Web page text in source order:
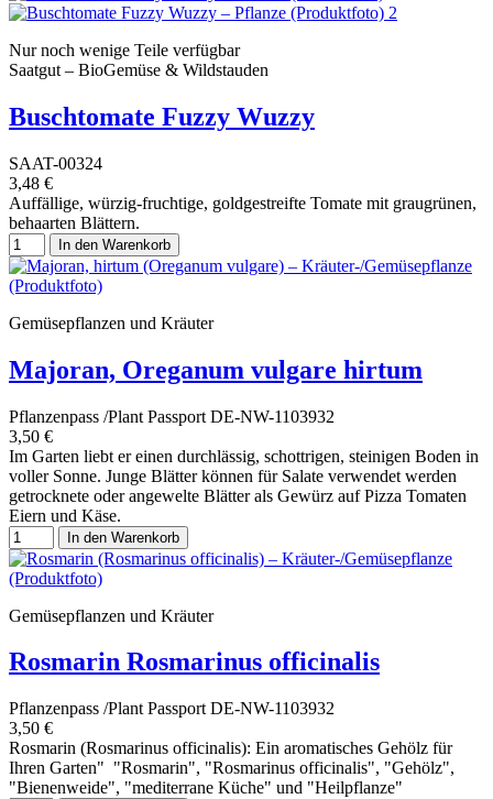
Nur noch wenige Teile verfügbar
Saatgut – BioGemüse & Wildstauden
Buschtomate Fuzzy Wuzzy
SAAT-00324
3,48 €
Auffällige, würzig-fruchtige, goldgestreifte Tomate mit graugrünen,
behaarten Blättern.
In den Warenkorb
Gemüsepflanzen und Kräuter
Majoran, Oreganum vulgare hirtum
Pflanzenpass /Plant Passport DE-NW-1103932
3,50 €
Im Garten liebt er einen durchlässig, schottrigen, steinigen Boden in
voller Sonne. Junge Blätter können für Salate verwendet werden
getrocknete oder angewelte Blätter als Gewürz auf Pizza Tomaten
Eiern und Käse.
In den Warenkorb
Gemüsepflanzen und Kräuter
Rosmarin Rosmarinus officinalis
Pflanzenpass /Plant Passport DE-NW-1103932
3,50 €
Rosmarin (Rosmarinus officinalis): Ein aromatisches Gehölz für
Ihren Garten" "Rosmarin", "Rosmarinus officinalis", "Gehölz",
"Bienenweide", "mediterrane Küche" und "Heilpflanze"